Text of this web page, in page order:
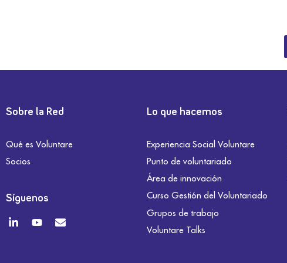
Sobre la Red
Qué es Voluntare
Socios
Síguenos
Lo que hacemos
Experiencia Social Voluntare
Punto de voluntariado
Área de innovación
Curso Gestión del Voluntariado
Grupos de trabajo
Voluntare Talks